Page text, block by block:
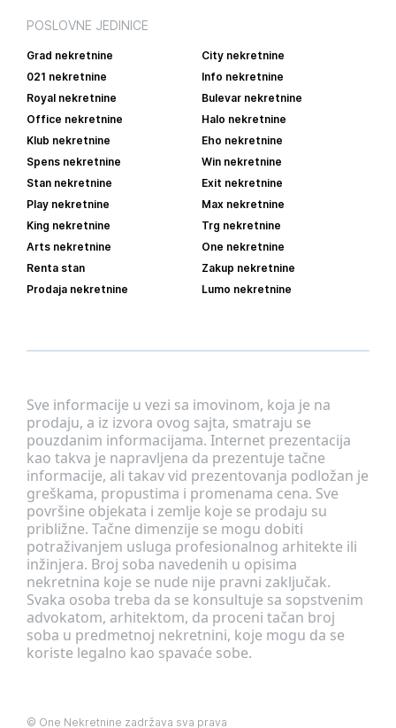
Sve informacije u vezi sa imovinom, koja je na
prodaju, a iz izvora ovog sajta, smatraju se
pouzdanim informacijama. Internet prezentacija
kao takva je napravljena da prezentuje tačne
informacije, ali takav vid prezentovanja podložan je
greškama, propustima i promenama cena. Sve
površine objekata i zemlje koje se prodaju su
približne. Tačne dimenzije se mogu dobiti
potraživanjem usluga profesionalnog arhitekte ili
inžinjera. Broj soba navedenih u opisima
nekretnina koje se nude nije pravni zaključak.
Svaka osoba treba da se konsultuje sa sopstvenim
advokatom, arhitektom, da proceni tačan broj
soba u predmetnoj nekretnini, koje mogu da se
koriste legalno kao spavaće sobe.
POSLOVNE JEDINICE
Grad nekretnine
City nekretnine
021 nekretnine
Info nekretnine
Royal nekretnine
Bulevar nekretnine
Office nekretnine
Halo nekretnine
Klub nekretnine
Eho nekretnine
Spens nekretnine
Win nekretnine
Stan nekretnine
Exit nekretnine
Play nekretnine
Max nekretnine
King nekretnine
Trg nekretnine
Arts nekretnine
One nekretnine
Renta stan
Zakup nekretnine
Prodaja nekretnine
Lumo nekretnine
© One Nekretnine zadržava sva prava